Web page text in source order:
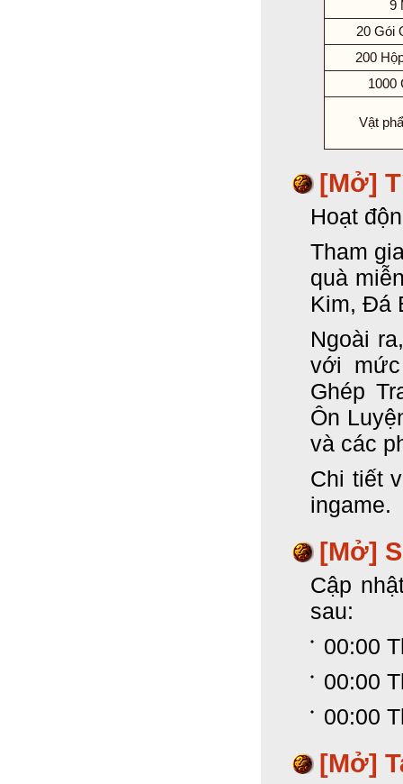
9
20 Gói
200
1000
Vật
[Mở]
Hoạt
Tham
quà
Kim, Đá
Ngoài
với
Ghép
Ôn
và các
Chi tiết
ingame.
[Mở]
Cập
sau:
00:00
00:00
00:00
[Mở]